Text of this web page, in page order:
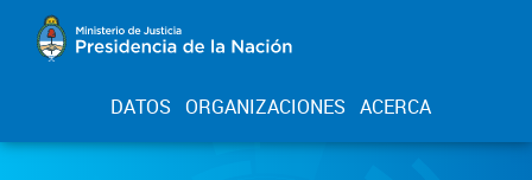
DATOS ORGANIZACIONES ACERCA